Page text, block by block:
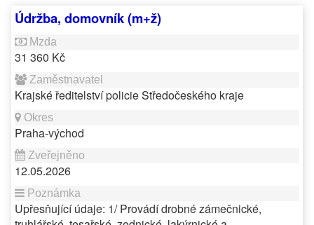
Údržba, domovník (m+ž)
31 360 Kč
Krajské ředitelství policie Středočeského kraje
Praha-východ
12.05.2026
Upřesňující údaje: 1/ Provádí drobné zámečnické,